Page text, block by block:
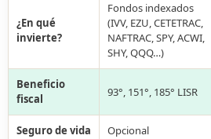
¿En qué
invierte?
Fondos indexados
(IVV, EZU, CETETRAC,
NAFTRAC, SPY, ACWI,
SHY, QQQ…)
Beneficio
fiscal
93°, 151°, 185° LISR
Seguro de vida Opcional